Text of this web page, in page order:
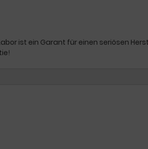
ist ein Garant für einen seriösen
!